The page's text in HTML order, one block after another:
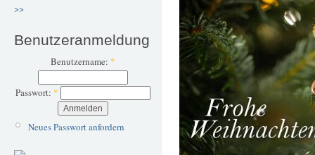
>>
Benutzeranmeldung
Benutzername: *
Passwort: *
Neues Passwort anfordern